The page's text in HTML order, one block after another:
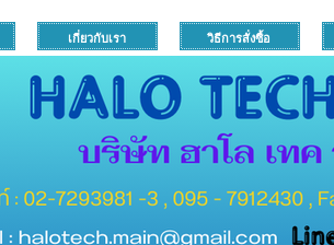
เกี่ยวกับเรา วิธีการสั่งซื้อ